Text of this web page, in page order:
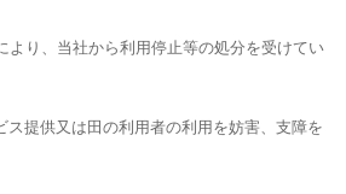
より、当社から利用停止等の処分を受けてい
ス提供又は田の利用者の利用を妨害、支障を